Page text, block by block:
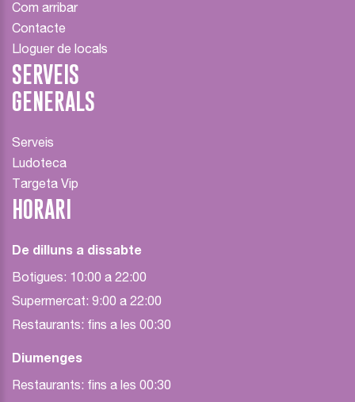
Com arribar
Contacte
Lloguer de locals
SERVEIS
GENERALS
Serveis
Ludoteca
Targeta Vip
HORARI
De dilluns a dissabte
Botigues: 10:00 a 22:00
Supermercat: 9:00 a 22:00
Restaurants: fins a les 00:30
Diumenges
Restaurants: fins a les 00:30